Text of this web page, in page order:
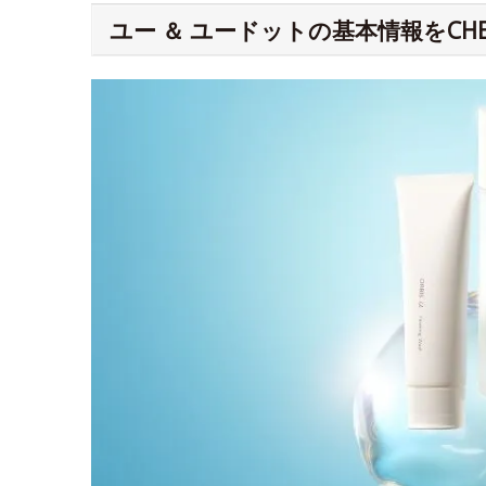
ユー ＆ ユードットの基本情報を